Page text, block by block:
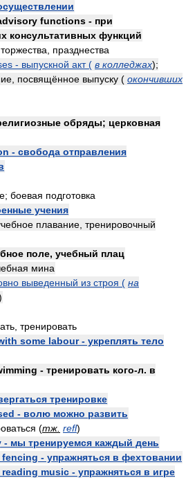
functions - при
консультативных функций
празднества
- выпускной акт ( в колледжах);
посвящённое выпуску ( окончивших
обряды; церковная
- свобода отправления
боевая подготовка
учения
плавание, тренировочный
поле, учебный плац
мина
выведенный из строя ( на
тренировать
some labour - укреплять тело
- тренировать кого-л. в
тренировке
- волю можно развить
(тж. refl)
- мы тренируемся каждый день
- упражняться в фехтовании
music - упражняться в игре